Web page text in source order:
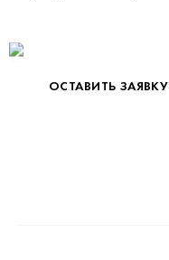
ОСТАВИТЬ ЗАЯВКУ